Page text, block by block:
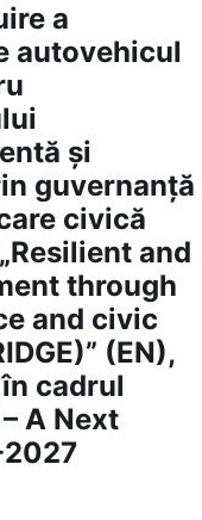
a
autovehicul
și
guvernanță
civică
and
through
and civic
(EN),
cadrul
A Next